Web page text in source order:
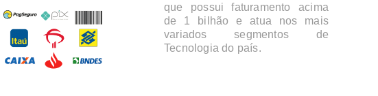
que possui faturamento acima
de 1 bilhão e atua nos mais
variados segmentos de
Tecnologia do país.